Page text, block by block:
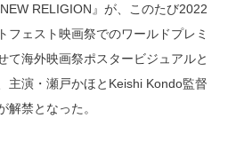
e
c
e
b
o
RELIGION』が、このたび2022
フェスト映画祭でのワールドプレミ
て海外映画祭ポスタービジュアルと
主演・瀬戸かほとKeishi Kondo監督
解禁となった。